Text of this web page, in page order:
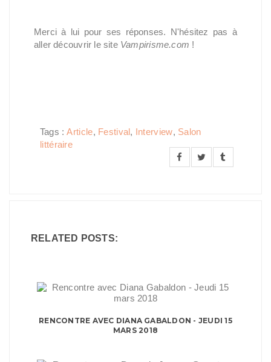
Merci à lui pour ses réponses. N'hésitez pas à
aller découvrir le site Vampirisme.com !
Tags :Article, Festival, Interview, Salon
littéraire
RELATED POSTS:
RENCONTRE AVEC DIANA GABALDON - JEUDI 15
MARS 2018